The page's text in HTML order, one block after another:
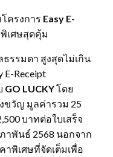
โครงการ Easy E-
เศษสุดคุ้ม
รรมดา สูงสุดไม่เกิน
E-Receipt
GO LUCKYโดย
ขวัญ มูลค่ารวม 25
บาทต่อใบเสร็จ
าพันธ์ 2568 นอกจาก
พิเศษที่จัดเต็มเพื่อ